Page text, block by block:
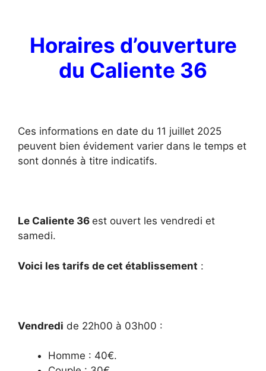
Horaires d’ouverture
du Caliente 36
Ces informations en date du 11 juillet 2025
peuvent bien évidement varier dans le temps et
sont donnés à titre indicatifs.
Le Caliente 36 est ouvert les vendredi et
samedi.
Voici les tarifs de cet établissement :
Vendredi de 22h00 à 03h00 :
Homme : 40€.